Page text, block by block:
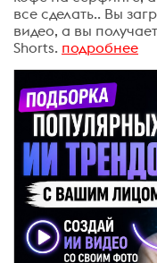
все сделать.. Вы
видео, а вы
Shorts. подробнее